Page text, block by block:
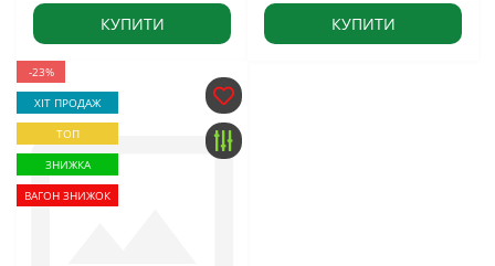
КУПИТИ КУПИТИ
-23%
ХІТ ПРОДАЖ
ТОП
ЗНИЖКА
ВАГОН ЗНИЖОК